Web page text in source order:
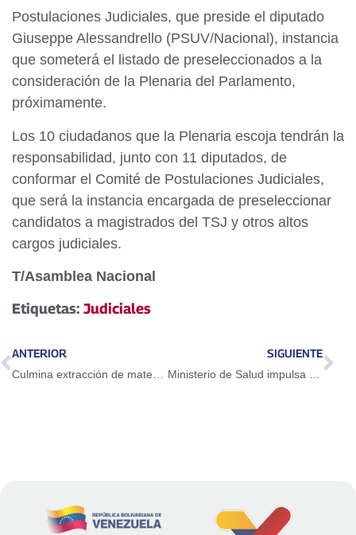
Postulaciones Judiciales, que preside el diputado
Giuseppe Alessandrello (PSUV/Nacional), instancia
que someterá el listado de preseleccionados a la
consideración de la Plenaria del Parlamento,
próximamente.
Los 10 ciudadanos que la Plenaria escoja tendrán la
responsabilidad, junto con 11 diputados, de
conformar el Comité de Postulaciones Judiciales,
que será la instancia encargada de preseleccionar
candidatos a magistrados del TSJ y otros altos
cargos judiciales.
T/Asamblea Nacional
Etiquetas: Judiciales
ANTERIOR
Culmina extracción de material nuclear en reactor experimental del Ivic
SIGUIENTE
Ministerio de Salud impulsa programa nacional de salud bucal como parte del Plan por la Salud y Vida 2026